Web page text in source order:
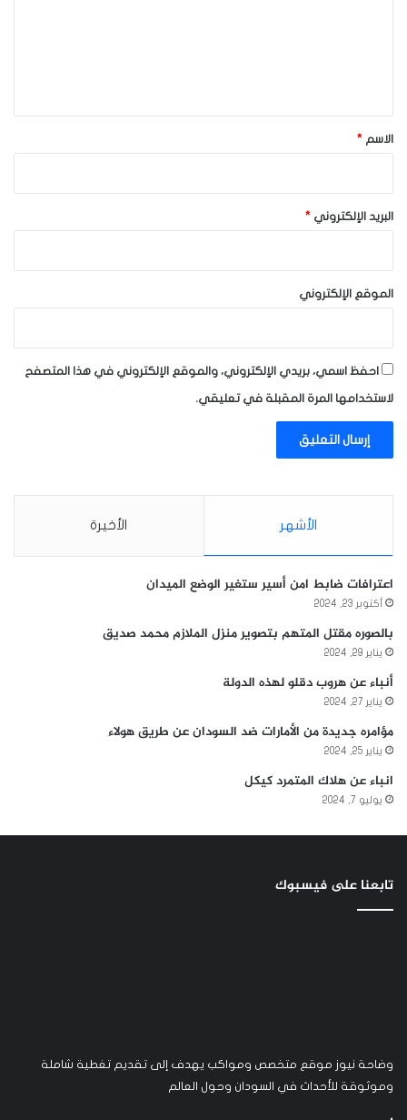
*الاسم *
البريد الإلكتروني *
الموقع الإلكتروني
احفظ اسمي، بريدي الإلكتروني، والموقع الإلكتروني في هذا المتصفح
لاستخدامها المرة المقبلة في تعليقي.
الأشهر الأخيرة
اعترافات ضابط امن أسير ستغير الوضع الميدان
أكتوبر 23, 2024
بالصوره مقتل المتهم بتصوير منزل الملازم محمد صديق
يناير 29, 2024
أنباء عن هروب دقلو لهذه الدولة
يناير 27, 2024
مؤامره جديدة من الأمارات ضد السودان عن طريق هولاء
يناير 25, 2024
انباء عن هلاك المتمرد كيكل
يوليو 7, 2024
تابعنا على فيسبوك
وضاحة نيوز موقع متخصص ومواكب يهدف إلى تقديم تغطية شاملة
وموثوقة للأحداث في السودان وحول العالم